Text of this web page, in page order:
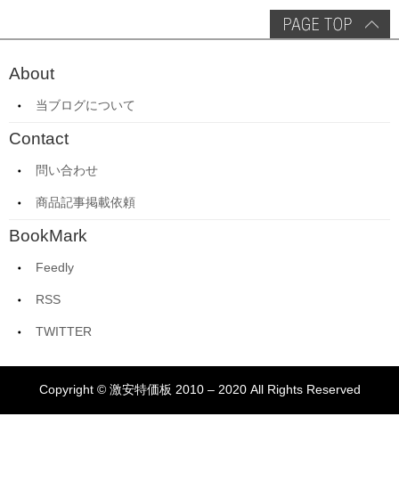
About
当ブログについて
Contact
問い合わせ
商品記事掲載依頼
BookMark
Feedly
RSS
TWITTER
Copyright © 激安特価板 2010 – 2020 All Rights Reserved